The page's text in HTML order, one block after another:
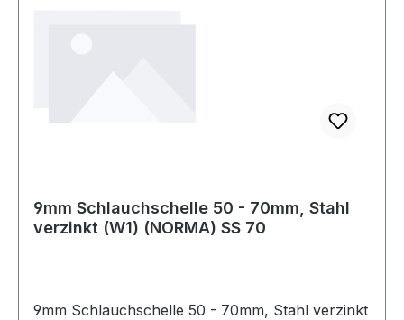
9mm Schlauchschelle 50 - 70mm, Stahl
verzinkt (W1) (NORMA) SS 70
9mm Schlauchschelle 50 - 70mm, Stahl verzinkt